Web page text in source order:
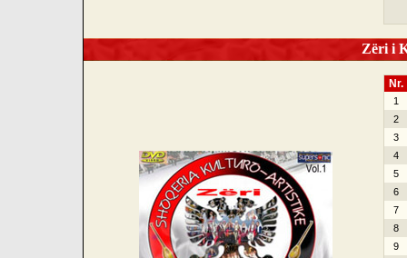
Zëri i
Nr.
1
2
3
4
5
6
7
8
9